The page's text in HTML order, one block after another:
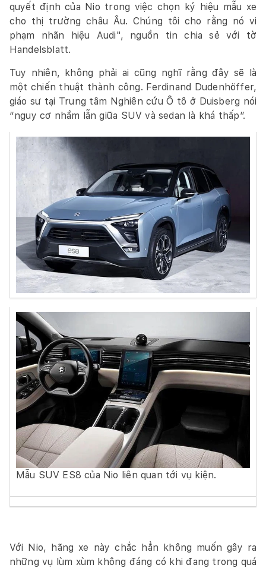
quyết định của Nio trong việc chọn ký hiệu mẫu xe
cho thị trường châu Âu. Chúng tôi cho rằng nó vi
phạm nhãn hiệu Audi", nguồn tin chia sẻ với tờ
Handelsblatt.
Tuy nhiên, không phải ai cũng nghĩ rằng đây sẽ là
một chiến thuật thành công. Ferdinand Dudenhöffer,
giáo sư tại Trung tâm Nghiên cứu Ô tô ở Duisberg nói
“nguy cơ nhầm lẫn giữa SUV và sedan là khá thấp”.
Mẫu SUV ES8 của Nio liên quan tới vụ kiện.
Với Nio, hãng xe này chắc hẳn không muốn gây ra
những vụ lùm xùm không đáng có khi đang trong quá